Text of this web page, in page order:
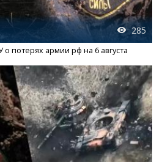
285
потерях армии рф на 6 августа